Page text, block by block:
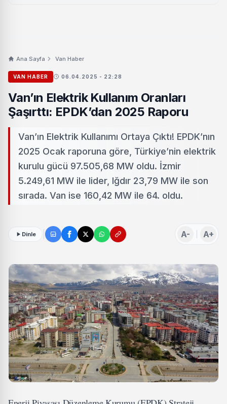
Ana Sayfa Van Haber
VAN HABER 06.04.2025 - 22:28
Van’ın Elektrik Kullanım Oranları
Şaşırttı: EPDK’dan 2025 Raporu
Van’ın Elektrik Kullanımı Ortaya Çıktı! EPDK’nın
2025 Ocak raporuna göre, Türkiye’nin elektrik
kurulu gücü 97.505,68 MW oldu. İzmir
5.249,61 MW ile lider, Iğdır 23,79 MW ile son
sırada. Van ise 160,42 MW ile 64. oldu.
Dinle A- A+